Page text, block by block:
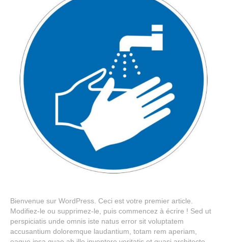
Bienvenue sur WordPress. Ceci est votre premier article.
Modifiez-le ou supprimez-le, puis commencez à écrire ! Sed ut
perspiciatis unde omnis iste natus error sit voluptatem
accusantium doloremque laudantium, totam rem aperiam,